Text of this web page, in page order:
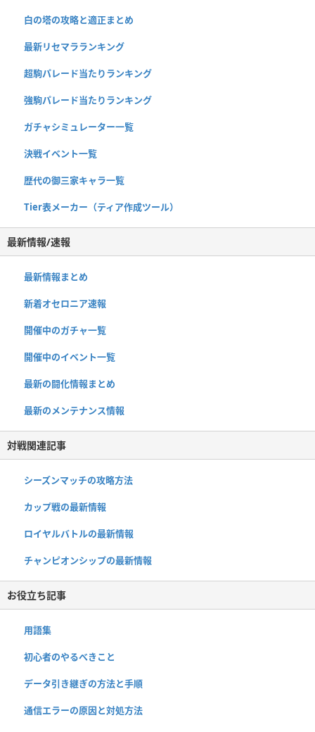
白の塔の攻略と適正まとめ
最新リセマラランキング
超駒パレード当たりランキング
強駒パレード当たりランキング
ガチャシミュレーター一覧
決戦イベント一覧
歴代の御三家キャラ一覧
Tier表メーカー（ティア作成ツール）
最新情報/速報
最新情報まとめ
新着オセロニア速報
開催中のガチャ一覧
開催中のイベント一覧
最新の闘化情報まとめ
最新のメンテナンス情報
対戦関連記事
シーズンマッチの攻略方法
カップ戦の最新情報
ロイヤルバトルの最新情報
チャンピオンシップの最新情報
お役立ち記事
用語集
初心者のやるべきこと
データ引き継ぎの方法と手順
通信エラーの原因と対処方法